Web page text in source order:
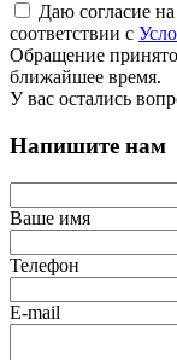
Даю согласие
соответствии с
Обращение
ближайшее время.
У вас остались
Напишите нам
Ваше имя
Телефон
E-mail